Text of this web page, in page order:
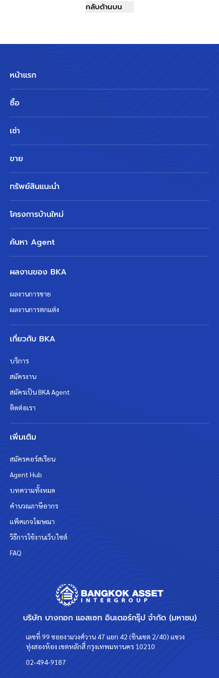
กลับด้านบน
บริษัท บางกอก แอสเซท อินเตอร์กรุ๊ป จำกัด (มหาชน)
เลขที่ 99 ซอยงามวงศ์วาน 47 แยก 42 (ชินเขต 2/40) แขวง
ทุ่งสองห้อง เขตหลักสี่ กรุงเทพมหานคร 10210
02-494-9187
หน้าแรก
ซื้อ
เช่า
ขาย
ทรัพย์สินแนะนำ
โครงการบ้านใหม่
ค้นหา Agent
ผลงานของ BKA
ผลงานการขาย
ผลงานการตกแต่ง
เกี่ยวกับ BKA
บริการ
สมัครงาน
สมัครเป็น BKA Agent
ติดต่อเรา
เพิ่มเติม
สมัครคอร์สเรียน
Agent Hub
บทความทั้งหมด
คำนวณภาษีอากร
แพ็คเกจโฆษณา
วิธีการใช้งานเว็บไซต์
FAQ